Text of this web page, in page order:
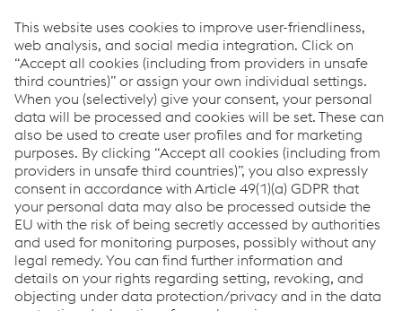
Links
Support & Service
Career